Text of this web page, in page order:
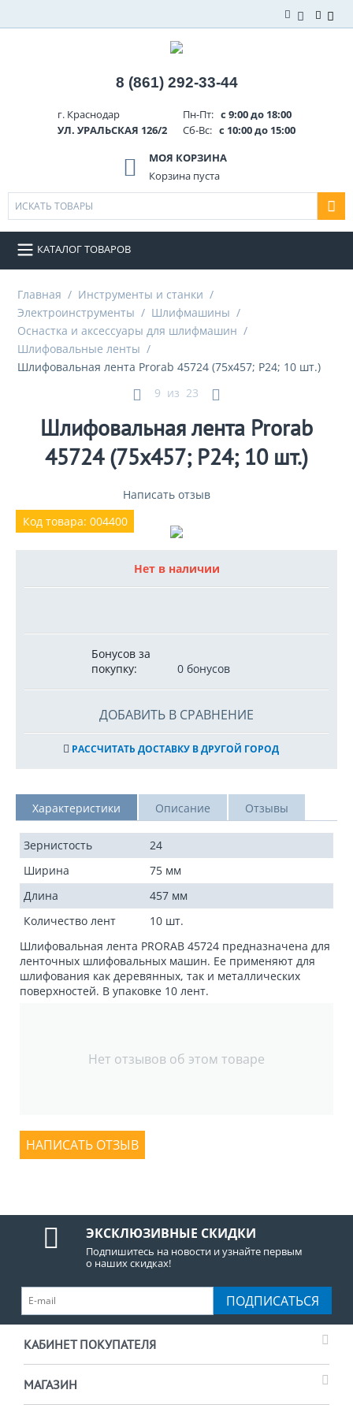
8 (861) 292-33-44
г. Краснодар
УЛ. УРАЛЬСКАЯ 126/2
Пн-Пт: с 9:00 до 18:00
Сб-Вс: с 10:00 до 15:00
МОЯ КОРЗИНА
Корзина пуста
КАТАЛОГ ТОВАРОВ
Главная / Инструменты и станки /
Электроинструменты / Шлифмашины /
Оснастка и аксессуары для шлифмашин /
Шлифовальные ленты /
Шлифовальная лента Prorab 45724 (75x457; P24; 10 шт.)
9 из 23
Шлифовальная лента Prorab
45724 (75x457; P24; 10 шт.)
Написать отзыв
Код товара: 004400
Нет в наличии
Бонусов за
покупку:
0 бонусов
ДОБАВИТЬ В СРАВНЕНИЕ
РАССЧИТАТЬ ДОСТАВКУ В ДРУГОЙ ГОРОД
Характеристики Описание Отзывы
Зернистость
24
Ширина
75 мм
Длина
457 мм
Количество лент
10 шт.
Шлифовальная лента PRORAB 45724 предназначена для
ленточных шлифовальных машин. Ее применяют для
шлифования как деревянных, так и металлических
поверхностей. В упаковке 10 лент.
Нет отзывов об этом товаре
НАПИСАТЬ ОТЗЫВ
ЭКСКЛЮЗИВНЫЕ СКИДКИ
Подпишитесь на новости и узнайте первым
о наших скидках!
ПОДПИСАТЬСЯ
КАБИНЕТ ПОКУПАТЕЛЯ
МАГАЗИН